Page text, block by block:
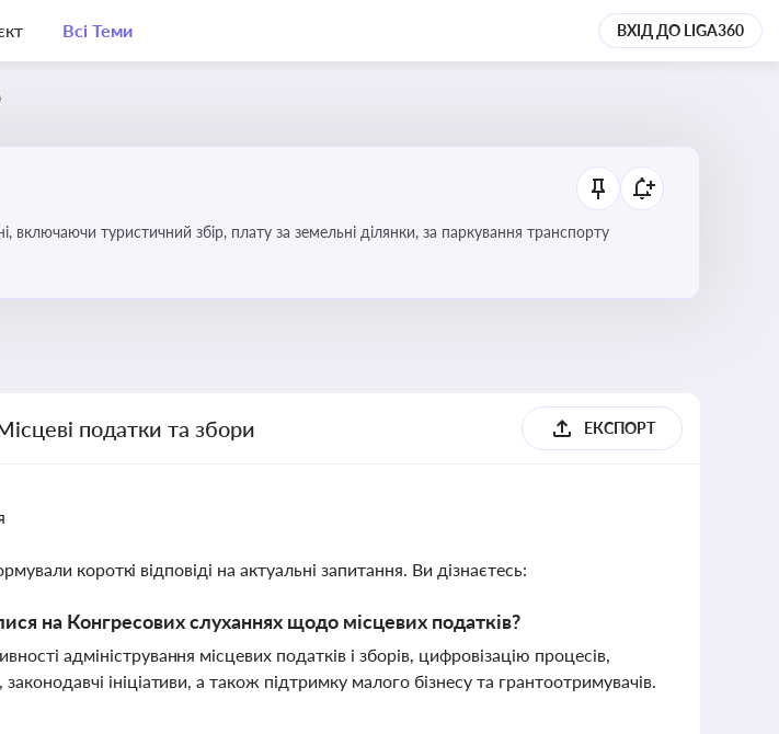
Всі Теми ВХІД ДО LIGA360
Тема охоплює систему місцевого оподаткування в Україні, включаючи туристичний збір, плату за земельні ділянки, за паркування транспорту
податки та збори ЕКСПОРТ
короткі відповіді на актуальні запитання. Ви дізнаєтесь:
на Конгресових слуханнях щодо місцевих податків?
адміністрування місцевих податків і зборів, цифровізацію процесів,
ініціативи, а також підтримку малого бізнесу та грантоотримувачів.